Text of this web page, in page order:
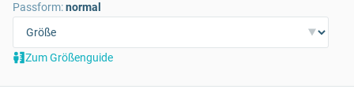
Passform:normal
Zum Größenguide